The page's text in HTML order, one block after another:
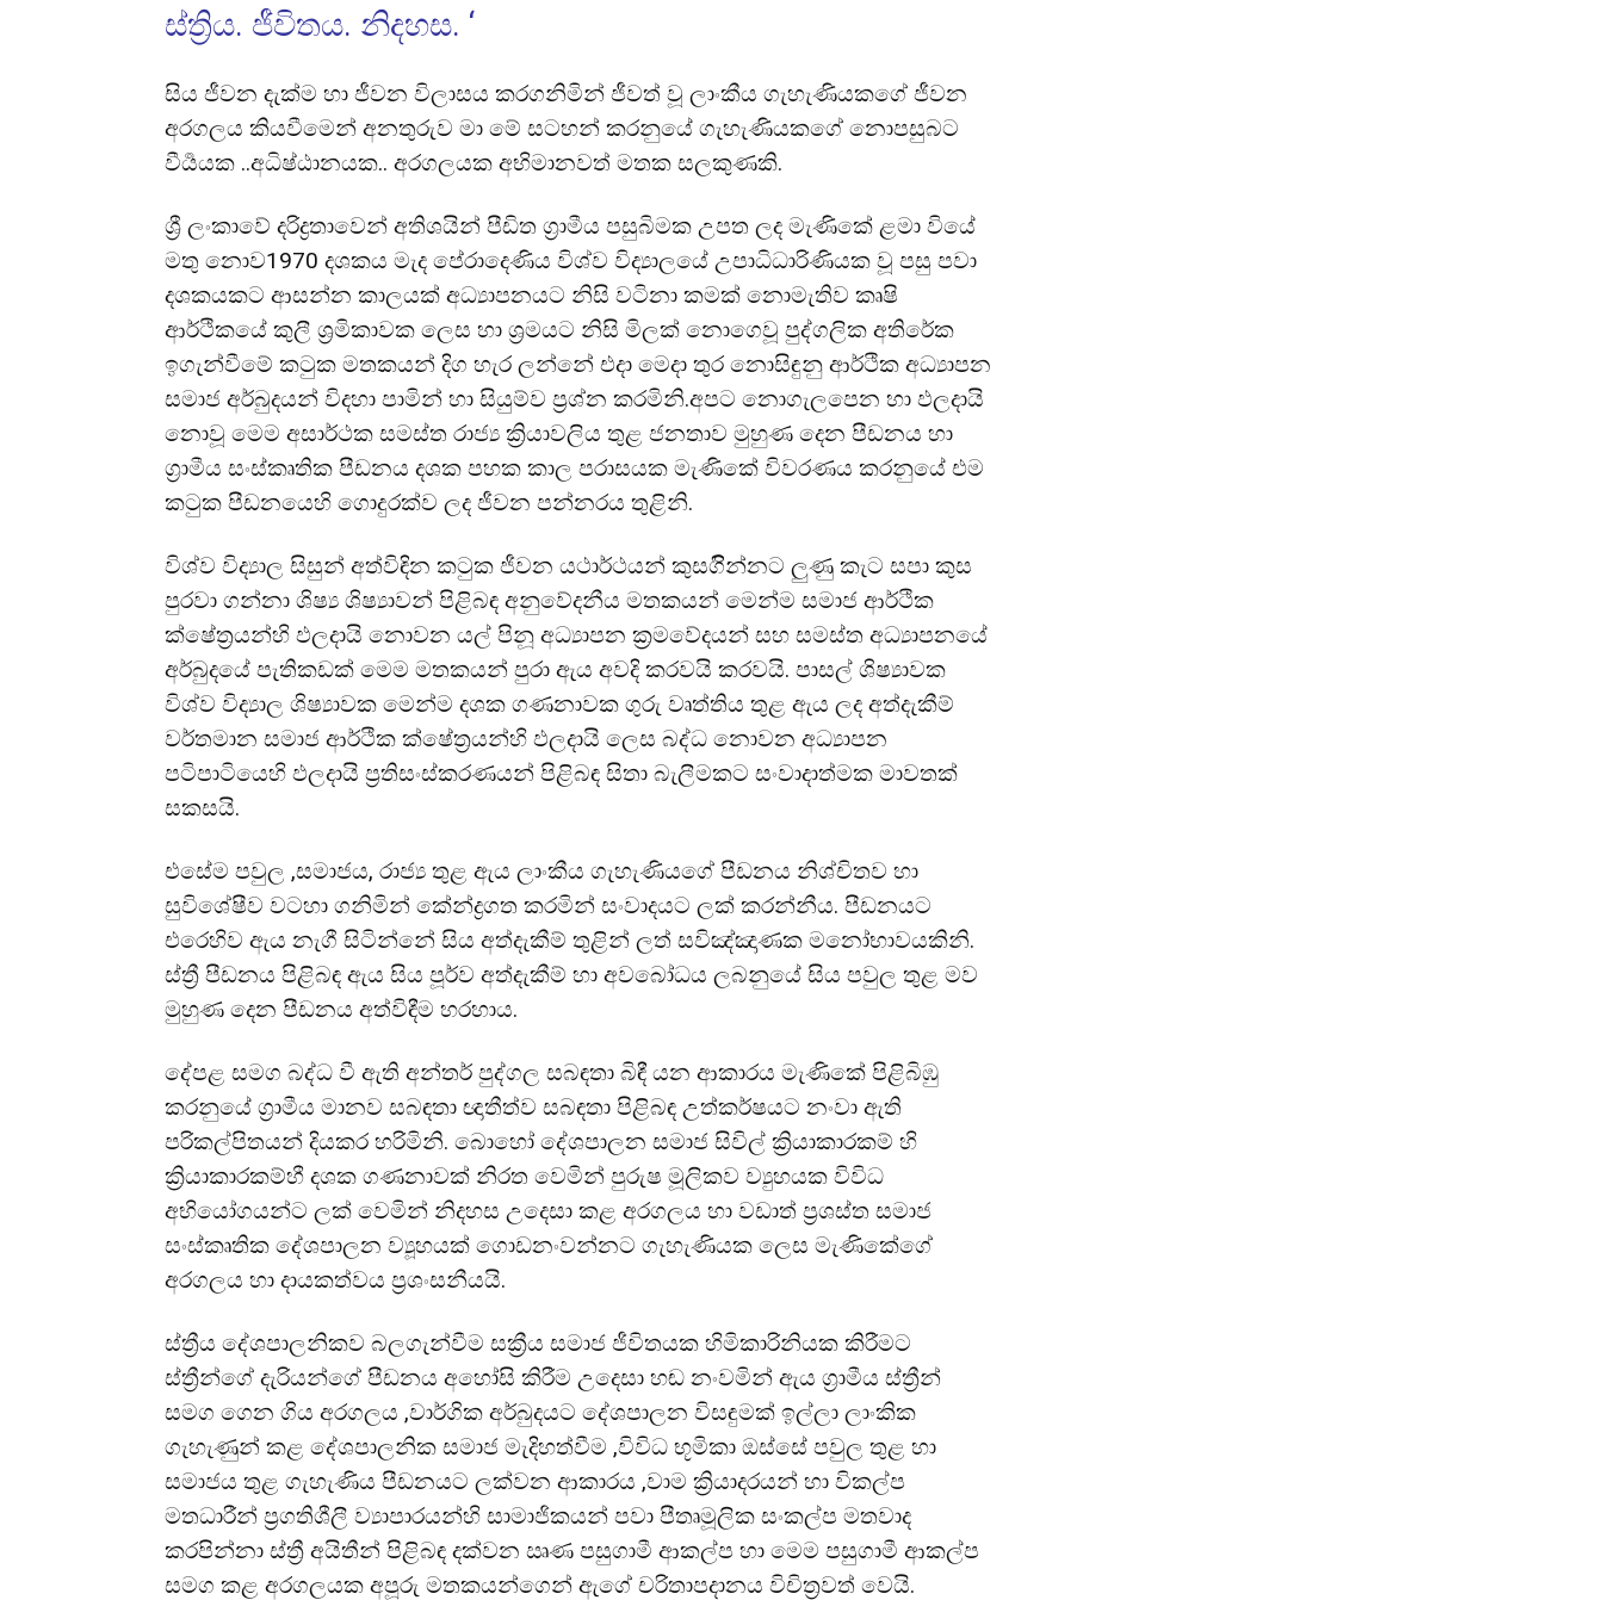
ස්ත්රිය. ජීවිතය. නිදහස. ‘
සිය ජීවන දැක්ම හා ජීවන විලාසය කරගනිමින් ජීවත් වූ ලාංකීය ගැහැණියකගේ ජීවන
අරගලය කියවීමෙන් අනතුරුව මා මේ සටහන් කරනුයේ ගැහැණියකගේ නොපසුබට
වීර්යයක ..අධිෂ්ඨානයක.. අරගලයක අභිමානවත් මතක සලකුණකි.
ශ් රී ලංකාවේ දරිද්රතාවෙන් අතිශයින් පීඩිත ග්රාමීය පසුබිමක උපත ලද මැණිකේ ළමා වියේ
මතු නොව1970 දශකය මැද පේරාදෙණිය විශ්ව විද්යාලයේ උපාධිධාරිණියක වූ පසු පවා
දශකයකට ආසන්න කාලයක් අධ්යාපනයට නිසි වටිනා කමක් නොමැතිව කෘෂි
ආර්ථිකයේ කුලී ශ්රමිකාවක ලෙස හා ශ්රමයට නිසි මිලක් නොගෙවූ පුද්ගලික අතිරේක
ඉගැන්වීමේ කටුක මතකයන් දිග හැර ලන්නේ එදා මෙදා තුර නොසිඳුනු ආර්ථික අධ්යාපන
සමාජ අර්බුදයන් විදහා පාමින් හා සියුම්ව ප්රශ්න කරමිනි.අපට නොගැලපෙන හා ඵලදායි
නොවූ මෙම අසාර්ථක සමස්ත රාජ් ය ක්රියාවලිය තුළ ජනතාව මුහුණ දෙන පීඩනය හා
ග්රාමීය සංස්කෘතික පීඩනය දශක පහක කාල පරාසයක මැණිකේ විවරණය කරනුයේ එම
කටුක පීඩනයෙහි ගොදුරක්ව ලද ජීවන පන්නරය තුළිනි.
විශ්ව විද්යාල සිසුන් අත්විඳින කටුක ජීවන යථාර්ථයන් කුසගිින්නට ලුණු කැට සපා කුස
පුරවා ගන්නා ශිෂ් ය ශිෂ්යාවන් පිළිබඳ අනුවේදනීය මතකයන් මෙන්ම සමාජ ආර්ථික
ක්ෂේත්රයන්හි ඵලදායි නොවන යල් පිනූ අධ්යාපන ක්රමවේදයන් සහ සමස්ත අධ්යාපනයේ
අර්බුදයේ පැතිකඩක් මෙම මතකයන් පුරා ඇය අවදි කරවයි කරවයි. පාසල් ශිෂ්යාවක
විශ්ව විද්යාල ශිෂ්යාවක මෙන්ම දශක ගණනාවක ගුරු වෘත්තිය තුළ ඇය ලද අත්දැකීම්
වර්තමාන සමාජ ආර්ථික ක්ෂේත්රයන්හි ඵලදායි ලෙස බද්ධ නොවන අධ්යාපන
පටිපාටියෙහි ඵලදායි ප්රතිසංස්කරණයන් පිළිබඳ සිතා බැලීමකට සංවාදාත්මක මාවතක්
සකසයි.
එසේම පවුල ,සමාජය, රාජ් ය තුළ ඇය ලාංකීය ගැහැණියගේ පීඩනය නිශ්චිතව හා
සුවිශේෂීව වටහා ගනිමින් කේන්ද්රගත කරමින් සංවාදයට ලක් කරන්නීය. පීඩනයට
එරෙහිව ඇය නැගී සිටින්නේ සිය අත්දැකීම් තුළින් ලත් සවිඤ්ඤාණක මනෝභාවයකිනි.
ස්ත් රී පීඩනය පිළිබඳ ඇය සිය පූර්ව අත්දැකීම් හා අවබෝධය ලබනුයේ සිය පවුල තුළ මව
මුහුණ දෙන පීඩනය අත්විඳීම හරහාය.
දේපළ සමග බද්ධ වී ඇති අන්තර් පුද්ගල සබඳතා බිඳී යන ආකාරය මැණිකේ පිළිබිඹු
කරනුයේ ග්රාමීය මානව සබඳතා ඥාතීත්ව සබඳතා පිළිබඳ උත්කර්ෂයට නංවා ඇති
පරිකල්පිතයන් දියකර හරිමිනි. බොහෝ දේශපාලන සමාජ සිවිල් ක්රියාකාරකම් හි
ක්රියාකාරකම්හී දශක ගණනාවක් නිරත වෙමින් පුරුෂ මූලිකව ව්යුහයක විවිධ
අභියෝගයන්ට ලක් වෙමින් නිදහස උදෙසා කළ අරගලය හා වඩාත් ප්රශස්ත සමාජ
සංස්කෘතික දේශපාලන ව්යූහයක් ගොඩනංවන්නට ගැහැණියක ලෙස මැණිකේගේ
අරගලය හා දායකත්වය ප්රශංසනීයයි.
ස්ත්රීය දේශපාලනිකව බලගැන්වීම සක්රීය සමාජ ජීවිතයක හිමිකාරිනියක කිරීමට
ස්ත්රීන්ගේ දැරියන්ගේ පීඩනය අහෝසි කිරීම උදෙසා හඬ නංවමින් ඇය ග්රාමීය ස්ත්රීන්
සමග ගෙන ගිය අරගලය ,වාර්ගික අර්බුදයට දේශපාලන විසඳුමක් ඉල්ලා ලාංකික
ගැහැණුන් කළ දේශපාලනික සමාජ මැදිහත්වීම ,විවිධ භූමිකා ඔස්සේ පවුල තුළ හා
සමාජය තුළ ගැහැණිය පීඩනයට ලක්වන ආකාරය ,වාම ක්රියාදරයන් හා විකල්ප
මතධාරීන් ප්රගතිශීලී ව්යාපාරයන්හි සාමාජිකයන් පවා පීතෘමූලික සංකල්ප මතවාද
කරපින්නා ස්ත් රී අයිතීන් පිළිබඳ දක්වන ඍණ පසුගාමී ආකල්ප හා මෙම පසුගාමී ආකල්ප
සමග කළ අරගලයක අපූරු මතකයන්ගෙන් ඇගේ චරිතාපදානය විචිත්රවත් වෙයි.